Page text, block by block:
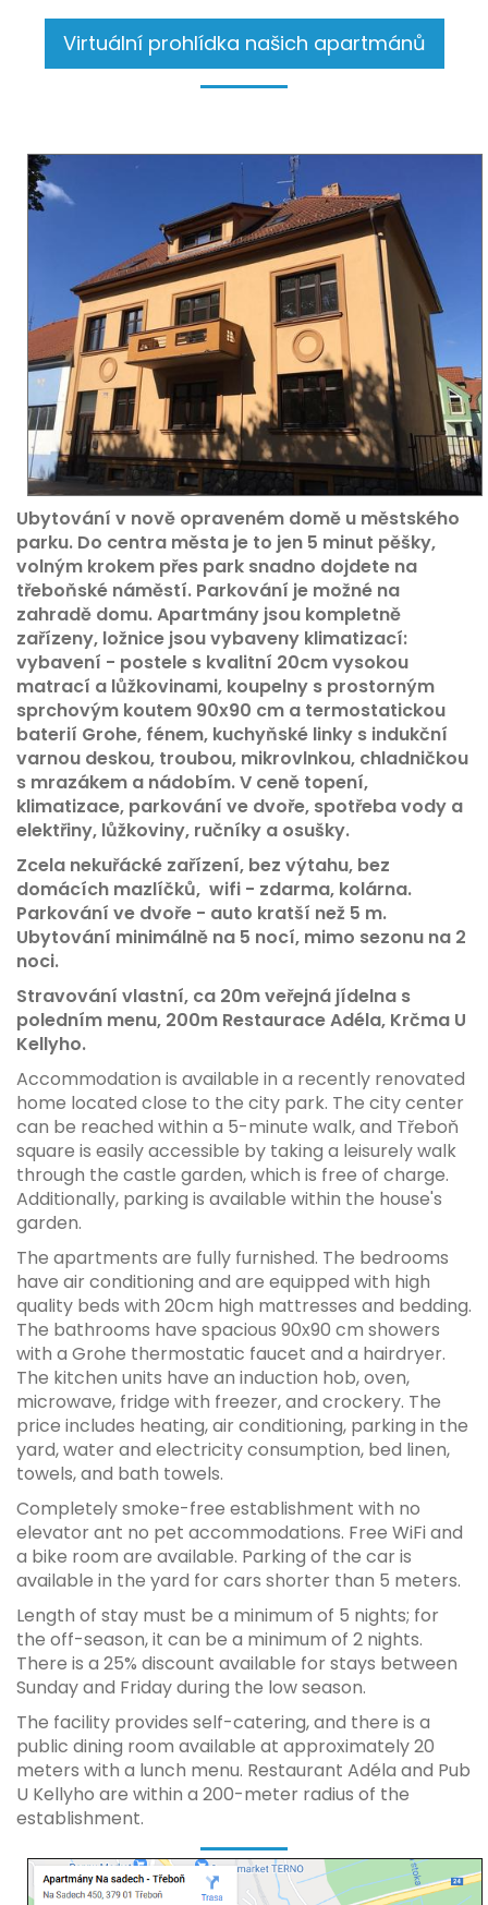
Virtuální prohlídka našich apartmánů
Ubytování v nově opraveném domě u městského
parku. Do centra města je to jen 5 minut pěšky,
volným krokem přes park snadno dojdete na
třeboňské náměstí. Parkování je možné na
zahradě domu. Apartmány jsou kompletně
zařízeny, ložnice jsou vybaveny klimatizací:
vybavení - postele s kvalitní 20cm vysokou
matrací a lůžkovinami, koupelny s prostorným
sprchovým koutem 90x90 cm a termostatickou
baterií Grohe, fénem, kuchyňské linky s indukční
varnou deskou, troubou, mikrovlnkou, chladničkou
s mrazákem a nádobím. V ceně topení,
klimatizace, parkování ve dvoře, spotřeba vody a
elektřiny, lůžkoviny, ručníky a osušky.
Zcela nekuřácké zařízení, bez výtahu, bez
domácích mazlíčků, wifi - zdarma, kolárna.
Parkování ve dvoře - auto kratší než 5 m.
Ubytování minimálně na 5 nocí, mimo sezonu na 2
noci.
Stravování vlastní, ca 20m veřejná jídelna s
poledním menu, 200m Restaurace Adéla, Krčma U
Kellyho.
Accommodation is available in a recently renovated
home located close to the city park. The city center
can be reached within a 5-minute walk, and Třeboň
square is easily accessible by taking a leisurely walk
through the castle garden, which is free of charge.
Additionally, parking is available within the house's
garden.
The apartments are fully furnished. The bedrooms
have air conditioning and are equipped with high
quality beds with 20cm high mattresses and bedding.
The bathrooms have spacious 90x90 cm showers
with a Grohe thermostatic faucet and a hairdryer.
The kitchen units have an induction hob, oven,
microwave, fridge with freezer, and crockery. The
price includes heating, air conditioning, parking in the
yard, water and electricity consumption, bed linen,
towels, and bath towels.
Completely smoke-free establishment with no
elevator ant no pet accommodations. Free WiFi and
a bike room are available. Parking of the car is
available in the yard for cars shorter than 5 meters.
Length of stay must be a minimum of 5 nights; for
the off-season, it can be a minimum of 2 nights.
There is a 25% discount available for stays between
Sunday and Friday during the low season.
The facility provides self-catering, and there is a
public dining room available at approximately 20
meters with a lunch menu. Restaurant Adéla and Pub
U Kellyho are within a 200-meter radius of the
establishment.